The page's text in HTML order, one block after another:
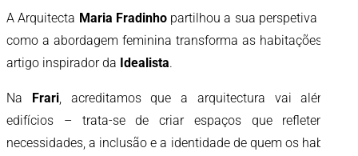
A Arquitecta Maria Fradinhopartilhou a sua perspetiva sobre
como a abordagem feminina transforma as habitações num
artigo inspirador da Idealista.
Na Frari, acreditamos que a arquitectura vai além de
edifícios – trata-se de criar espaços que refletem as
necessidades, a inclusão e a identidade de quem os habita. E